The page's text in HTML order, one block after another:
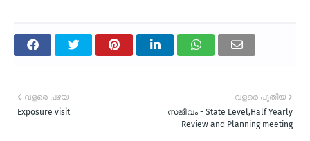
വളരെ പുതിയ
സജീവം - State Level,Half Yearly
Review and Planning meeting
വളരെ പഴയ
Exposure visit